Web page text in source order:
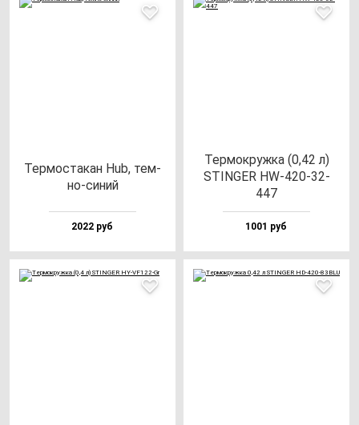
Тер­мос­та­кан Hub, тем­
но-си­ний
2022 руб
Тер­мок­руж­ка (0,42 л)
STINGER HW-420-32-
447
1001 руб